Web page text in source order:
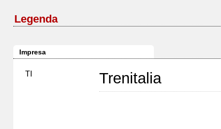
Legenda
Impresa
TI Trenitalia